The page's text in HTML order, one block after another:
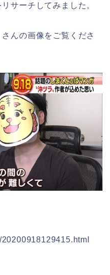
サーチしてみました。
んの画像をご覧くださ